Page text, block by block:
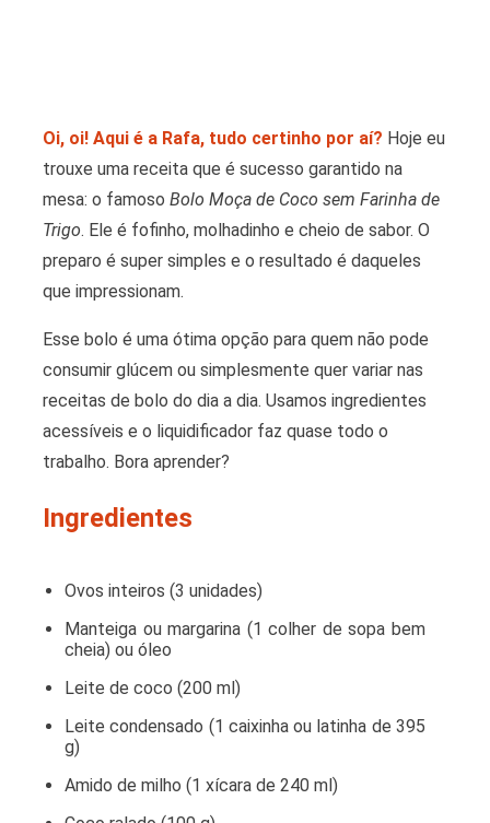
Oi, oi! Aqui é a Rafa, tudo certinho por aí? Hoje eu
trouxe uma receita que é sucesso garantido na
mesa: o famoso Bolo Moça de Coco sem Farinha de
Trigo. Ele é fofinho, molhadinho e cheio de sabor. O
preparo é super simples e o resultado é daqueles
que impressionam.
Esse bolo é uma ótima opção para quem não pode
consumir glúcem ou simplesmente quer variar nas
receitas de bolo do dia a dia. Usamos ingredientes
acessíveis e o liquidificador faz quase todo o
trabalho. Bora aprender?
Ingredientes
Ovos inteiros (3 unidades)
Manteiga ou margarina (1 colher de sopa bem
cheia) ou óleo
Leite de coco (200 ml)
Leite condensado (1 caixinha ou latinha de 395
g)
Amido de milho (1 xícara de 240 ml)